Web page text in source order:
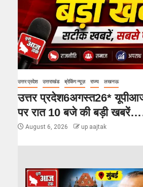
उत्तर प्रदेश उत्तराखंड ब्रेकिंग न्यूज़ राज्य लखनऊ
उत्तर प्रदेश6अगस्त26*
पर रात 10 बजे की बड़ी
August 6, 2026 up aajtak